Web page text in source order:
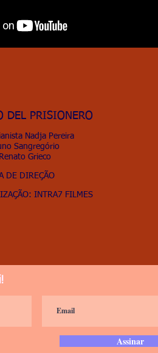
DEL PRISIONERO
Nadja Pereira
Sangregório
Grieco
DE DIREÇÃO
INTRA7 FILMES
Assinar